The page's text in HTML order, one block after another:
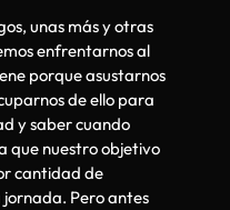
unas más y otras
enfrentarnos al
porque asustarnos
de ello para
y saber cuando
que nuestro objetivo
cantidad de
jornada. Pero antes